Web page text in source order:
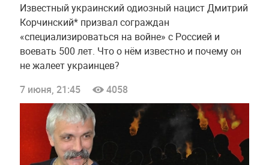
Известный украинский одиозный нацист Дмитрий
Корчинский* призвал сограждан
«специализироваться на войне» с Россией и
воевать 500 лет. Что о нём известно и почему он
не жалеет украинцев?
7 июня, 21:45
4058